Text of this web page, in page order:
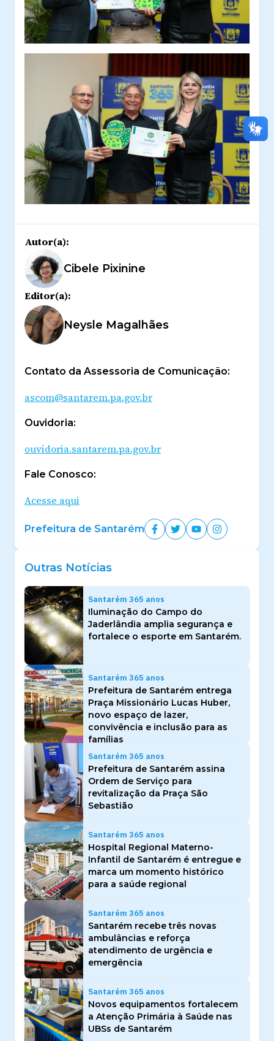
Autor(a):
Cibele Pixinine
Editor(a):
Neysle Magalhães
Contato da Assessoria de Comunicação:
ascom@santarem.pa.gov.br
Ouvidoria:
ouvidoria.santarem.pa.gov.br
Fale Conosco:
Acesse aqui
Prefeitura de Santarém
Outras Notícias
Santarém 365 anos
Iluminação do Campo do
Jaderlândia amplia segurança e
fortalece o esporte em Santarém.
Santarém 365 anos
Prefeitura de Santarém entrega
Praça Missionário Lucas Huber,
novo espaço de lazer,
convivência e inclusão para as
famílias
Santarém 365 anos
Prefeitura de Santarém assina
Ordem de Serviço para
revitalização da Praça São
Sebastião
Santarém 365 anos
Hospital Regional Materno-
Infantil de Santarém é entregue e
marca um momento histórico
para a saúde regional
Santarém 365 anos
Santarém recebe três novas
ambulâncias e reforça
atendimento de urgência e
emergência
Santarém 365 anos
Novos equipamentos fortalecem
a Atenção Primária à Saúde nas
UBSs de Santarém